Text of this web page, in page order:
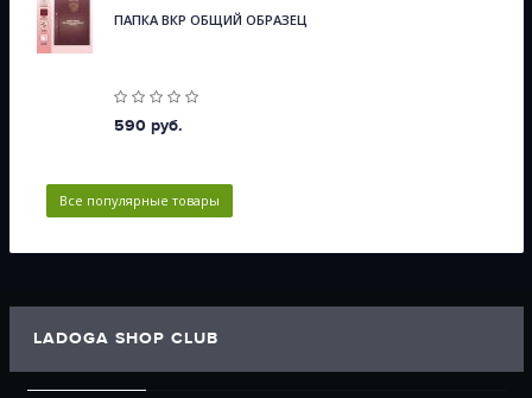
ПАПКА ВКР ОБЩИЙ ОБРАЗЕЦ
590 руб.
Все популярные товары
LADOGA SHOP CLUB